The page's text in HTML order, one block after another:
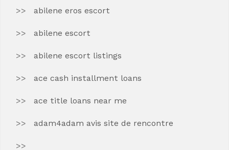
abilene eros escort
abilene escort
abilene escort listings
ace cash installment loans
ace title loans near me
adam4adam avis site de rencontre